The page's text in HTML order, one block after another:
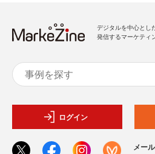
デジタルを中心とし
発信するマーケティ
ログイン
メー